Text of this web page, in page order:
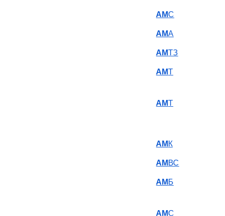
АМС
АМА
АМТЗ
АМТ
АМТ
АМ К
АМ ВС
АМ Б
АМС